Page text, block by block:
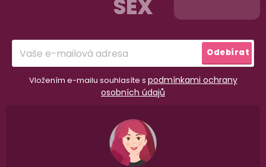
98% spokojenost
SEX
Vložením e-mailu souhlasíte s podmínkami ochrany
osobních údajů
Odebírat